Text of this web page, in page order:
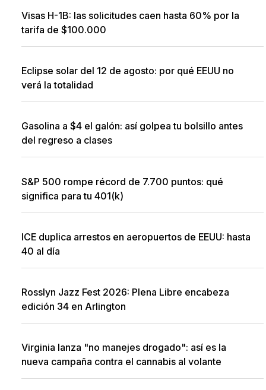
Visas H-1B: las solicitudes caen hasta 60% por la
tarifa de $100.000
Eclipse solar del 12 de agosto: por qué EEUU no
verá la totalidad
Gasolina a $4 el galón: así golpea tu bolsillo antes
del regreso a clases
S&P 500 rompe récord de 7.700 puntos: qué
significa para tu 401(k)
ICE duplica arrestos en aeropuertos de EEUU: hasta
40 al día
Rosslyn Jazz Fest 2026: Plena Libre encabeza
edición 34 en Arlington
Virginia lanza "no manejes drogado": así es la
nueva campaña contra el cannabis al volante